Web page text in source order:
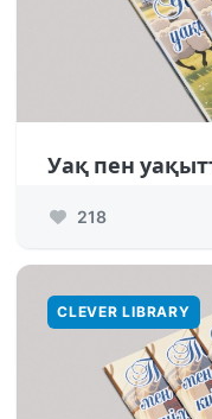
Уақ пен
218
CLEVER LIBRARY